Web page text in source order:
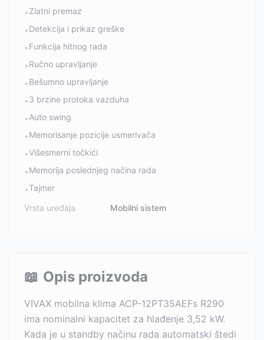
•Zlatni premaz
•Detekcija i prikaz greške
•Funkcija hitnog rada
•Ručno upravljanje
•Bešumno upravljanje
•3 brzine protoka vazduha
•Auto swing
•Memorisanje pozicije usmerivača
•Višesmerni točkići
•Memorija poslednjeg načina rada
•Tajmer
Vrsta uređaja
Mobilni sistem
📖 Opis proizvoda
VIVAX mobilna klima ACP-12PT35AEFs R290
ima nominalni kapacitet za hlađenje 3,52 kW.
Kada je u standby načinu rada automatski štedi